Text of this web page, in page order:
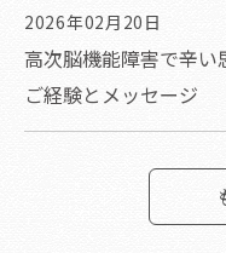
2026年02月20日
高次脳機能障害で辛
ご経験とメッセージ